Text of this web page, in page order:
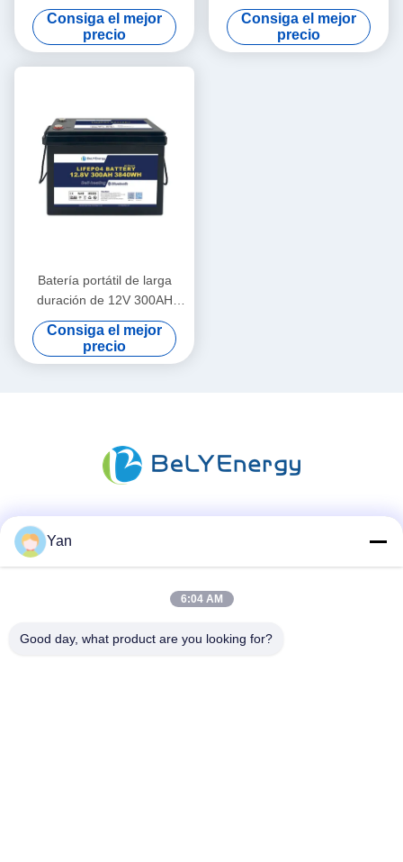
ciclos 12v Lifepo4 Batería
Consiga el mejor
precio
LiFePo4 Batería de larga
duración para autocaravana
Consiga el mejor
precio
Batería portátil de larga
duración de 12V 300AH
Lifepo4 de nuevo grado de
células de larga duración
Consiga el mejor
precio
Yan
6:04 AM
Good day, what product are you looking for?